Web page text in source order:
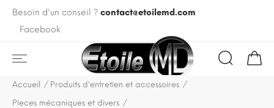
Besoin d'un conseil ? contact@etoilemd.com
Facebook
Accueil
Produits d'entretien et accessoires
Pieces mécaniques et divers